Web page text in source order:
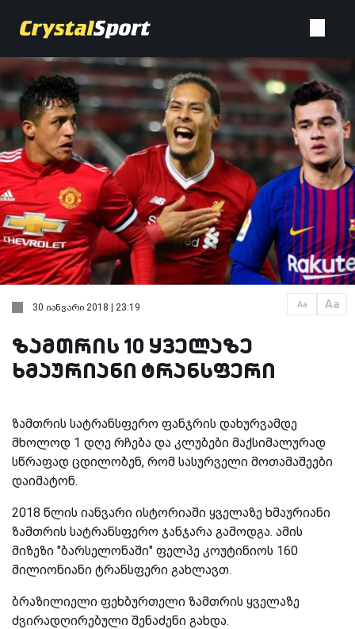
Aa Aa
30 იანვარი 2018 | 23:19
ზამთრის 10 ყველაზე
ხმაურიანი ტრანსფერი
ზამთრის სატრანსფერო ფანჯრის დახურვამდე
მხოლოდ 1 დღე რჩება და კლუბები მაქსიმალურად
სწრაფად ცდილობენ, რომ სასურველი მოთამაშეები
დაიმატონ.
2018 წლის იანვარი ისტორიაში ყველაზე ხმაურიანი
ზამთრის სატრანსფერო ჯანჯარა გამოდგა. ამის
მიზეზი "ბარსელონაში" ფელპე კოუტინიოს 160
მილიონიანი ტრანსფერი გახლავთ.
ბრაზილიელი ფეხბურთელი ზამთრის ყველაზე
ძვირადღირებული შენაძენი გახდა.